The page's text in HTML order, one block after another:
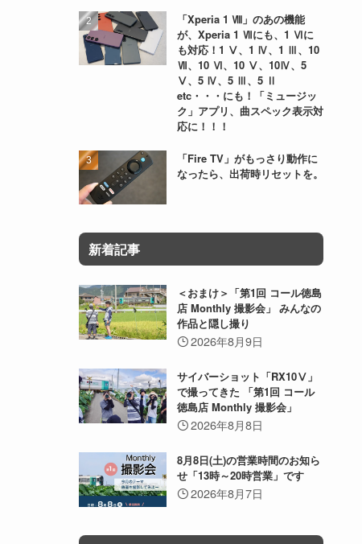
「Xperia 1 Ⅷ」のあの機能
が、Xperia 1 Ⅶにも、1 Ⅵに
も対応！1 Ⅴ、1 Ⅳ、1 Ⅲ、10
Ⅶ、10 Ⅵ、10 Ⅴ、10Ⅳ、5
Ⅴ、5 Ⅳ、5 Ⅲ、5 Ⅱ
etc・・・にも！「ミュージッ
ク」アプリ、曲スペック表示対
応に！！！
「Fire TV」がもっさり動作に
なったら、出荷時リセットを。
新着記事
＜おまけ＞「第1回 コール徳島
店 Monthly 撮影会」 みんなの
作品と隠し撮り
2026年8月9日
サイバーショット「RX10Ⅴ」
で撮ってきた 「第1回 コール
徳島店 Monthly 撮影会」
2026年8月8日
8月8日(土)の営業時間のお知ら
せ「13時～20時営業」です
2026年8月7日